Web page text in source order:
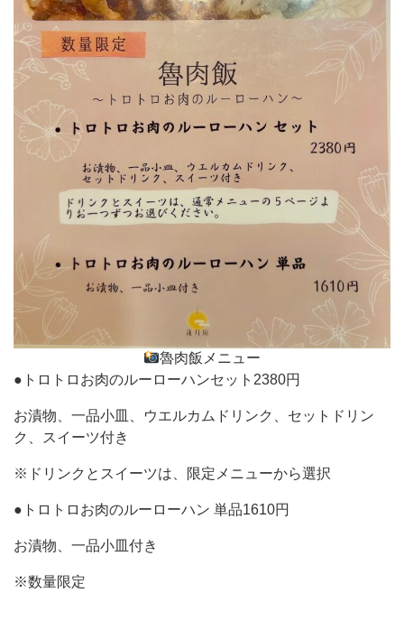
魯肉飯メニュー
●トロトロお肉のルーローハンセット2380円
お漬物、一品小皿、ウエルカムドリンク、セットドリン
ク、スイーツ付き
※ドリンクとスイーツは、限定メニューから選択
●トロトロお肉のルーローハン 単品1610円
お漬物、一品小皿付き
※数量限定